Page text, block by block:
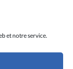
et notre service.